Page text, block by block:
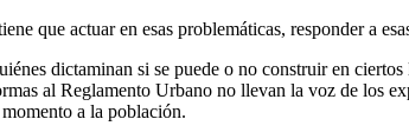
que actuar en esas problemáticas, responder a
dictaminan si se puede o no construir en
al Reglamento Urbano no llevan la voz de los
a la población.